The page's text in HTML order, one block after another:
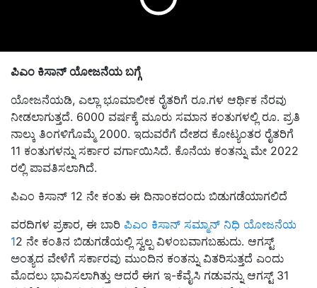
ಪಿಎಂ ಕಿಸಾನ್ ಯೋಜನೆಯ ಬಗ್ಗೆ
ಯೋಜನೆಯಡಿ, ಎಲ್ಲಾ ಭೂಮಾಲೀಕ ರೈತರಿಗೆ ರೂ.ಗಳ ಆರ್ಥಿಕ ನೆರವು
ನೀಡಲಾಗುತ್ತದೆ. 6000 ವರ್ಷಕ್ಕೆ ಮೂರು ಸಮಾನ ಕಂತುಗಳಲ್ಲಿ ರೂ. ಪ್ರತಿ
ನಾಲ್ಕು ತಿಂಗಳಿಗೊಮ್ಮೆ 2000. ಇದುವರೆಗೆ ದೇಶದ ಕೋಟ್ಯಂತರ ರೈತರಿಗೆ
11 ಕಂತುಗಳನ್ನು ಸರ್ಕಾರ ವರ್ಗಾಯಿಸಿದೆ. ಕೊನೆಯ ಕಂತನ್ನು ಮೇ 2022
ರಲ್ಲಿ ಪಾವತಿಸಲಾಗಿದೆ.
ಪಿಎಂ ಕಿಸಾನ್ 12 ನೇ ಕಂತು ಈ ದಿನಾಂಕದಂದು ಬಿಡುಗಡೆಯಾಗಲಿದೆ
ವರದಿಗಳ ಪ್ರಕಾರ, ಈ ಬಾರಿ ಪಿಎಂ ಕಿಸಾನ್ ಸಮ್ಮಾನ್ ನಿಧಿ ಯೋಜನೆಯ
12 ನೇ ಕಂತಿನ ಬಿಡುಗಡೆಯಲ್ಲಿ ಸ್ವಲ್ಪ ವಿಳಂಬವಾಗಬಹುದು. ಆಗಸ್ಟ್
ಅಂತ್ಯದ ವೇಳೆಗೆ ಸರ್ಕಾರವು ಮುಂದಿನ ಕಂತನ್ನು ವಿತರಿಸುತ್ತದೆ ಎಂದು
ಮೊದಲು ಭಾವಿಸಲಾಗಿತ್ತು ಆದರೆ ಈಗ ಇ-ಕೆವೈಸಿ ಗಡುವನ್ನು ಆಗಸ್ಟ್ 31